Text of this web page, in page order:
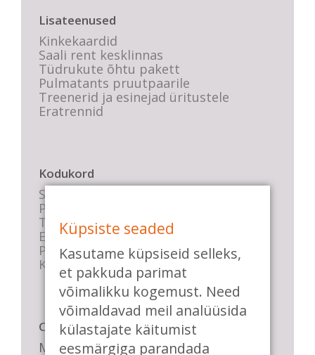
Lisateenused
Kinkekaardid
Saali rent kesklinnas
Tüdrukute õhtu pakett
Pulmatants pruutpaarile
Treenerid ja esinejad üritustele
Eratrennid
Kodukord
Stuudio sisekord
Privaatsustingimused
Tasemete kirjeldused
E-poe tingimused
Parkimise info
KKK
Casa de Baile
Me pühendume lõbusale olemisele,
Küpsiste seaded
Kasutame küpsiseid selleks,
et pakkuda parimat
võimalikku kogemust. Need
võimaldavad meil analüüsida
külastajate käitumist
eesmärgiga parandada